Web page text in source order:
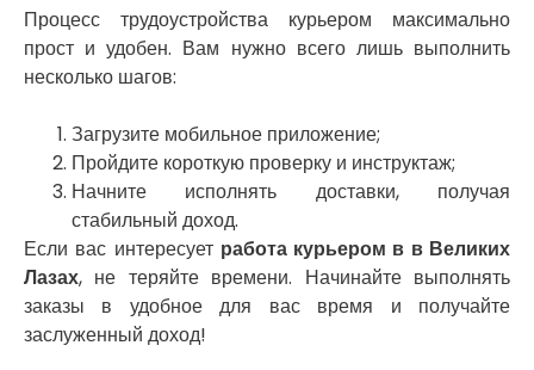
Процесс трудоустройства курьером максимально
прост и удобен. Вам нужно всего лишь выполнить
несколько шагов:
Загрузите мобильное приложение;
Пройдите короткую проверку и инструктаж;
Начните исполнять доставки, получая
стабильный доход.
Если вас интересует работа курьером в в Великих
Лазах, не теряйте времени. Начинайте выполнять
заказы в удобное для вас время и получайте
заслуженный доход!
Староконстантинов
Старые Петровцы
Стебник
Стрый
Сумы
Светловодск
Святопетровское
Тальное
Тарасовка
Тернополь
Терновка
Трусковец